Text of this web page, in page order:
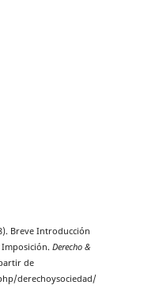
Breve Introducción
Derecho &
de
derechoysociedad/